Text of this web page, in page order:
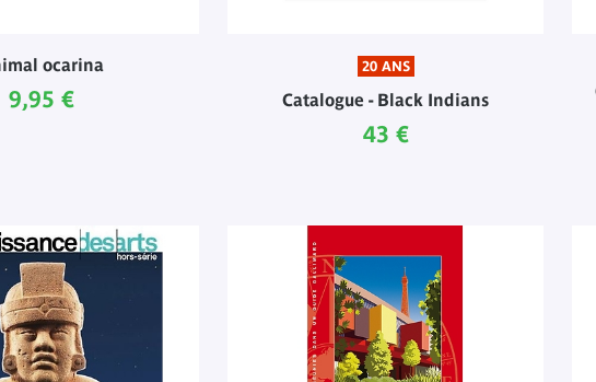
ocarina
Prix ​​actuel
9,95 €
20 ANS
Catalogue - Black Indians
Prix ​​actuel
43 €